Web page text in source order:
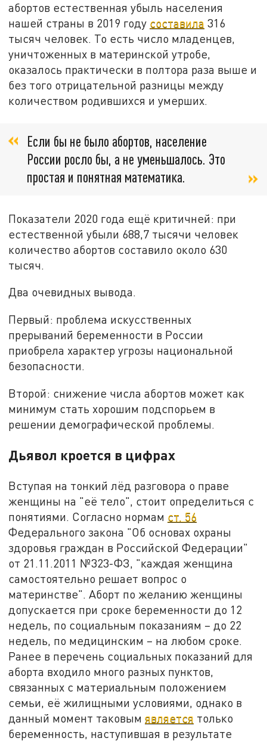
абортов естественная убыль населения
нашей страны в 2019 году составила 316
тысяч человек. То есть число младенцев,
уничтоженных в материнской утробе,
оказалось практически в полтора раза выше и
без того отрицательной разницы между
количеством родившихся и умерших.
Если бы не было абортов, население
России росло бы, а не уменьшалось. Это
простая и понятная математика.
Показатели 2020 года ещё критичней: при
естественной убыли 688,7 тысячи человек
количество абортов составило около 630
тысяч.
Два очевидных вывода.
Первый: проблема искусственных
прерываний беременности в России
приобрела характер угрозы национальной
безопасности.
Второй: снижение числа абортов может как
минимум стать хорошим подспорьем в
решении демографической проблемы.
Дьявол кроется в цифрах
Вступая на тонкий лёд разговора о праве
женщины на "её тело", стоит определиться с
понятиями. Согласно нормам ст. 56
Федерального закона "Об основах охраны
здоровья граждан в Российской Федерации"
от 21.11.2011 №323-ФЗ, "каждая женщина
самостоятельно решает вопрос о
материнстве". Аборт по желанию женщины
допускается при сроке беременности до 12
недель, по социальным показаниям – до 22
недель, по медицинским – на любом сроке.
Ранее в перечень социальных показаний для
аборта входило много разных пунктов,
связанных с материальным положением
семьи, её жилищными условиями, однако в
данный момент таковымявляется только
беременность, наступившая в результате